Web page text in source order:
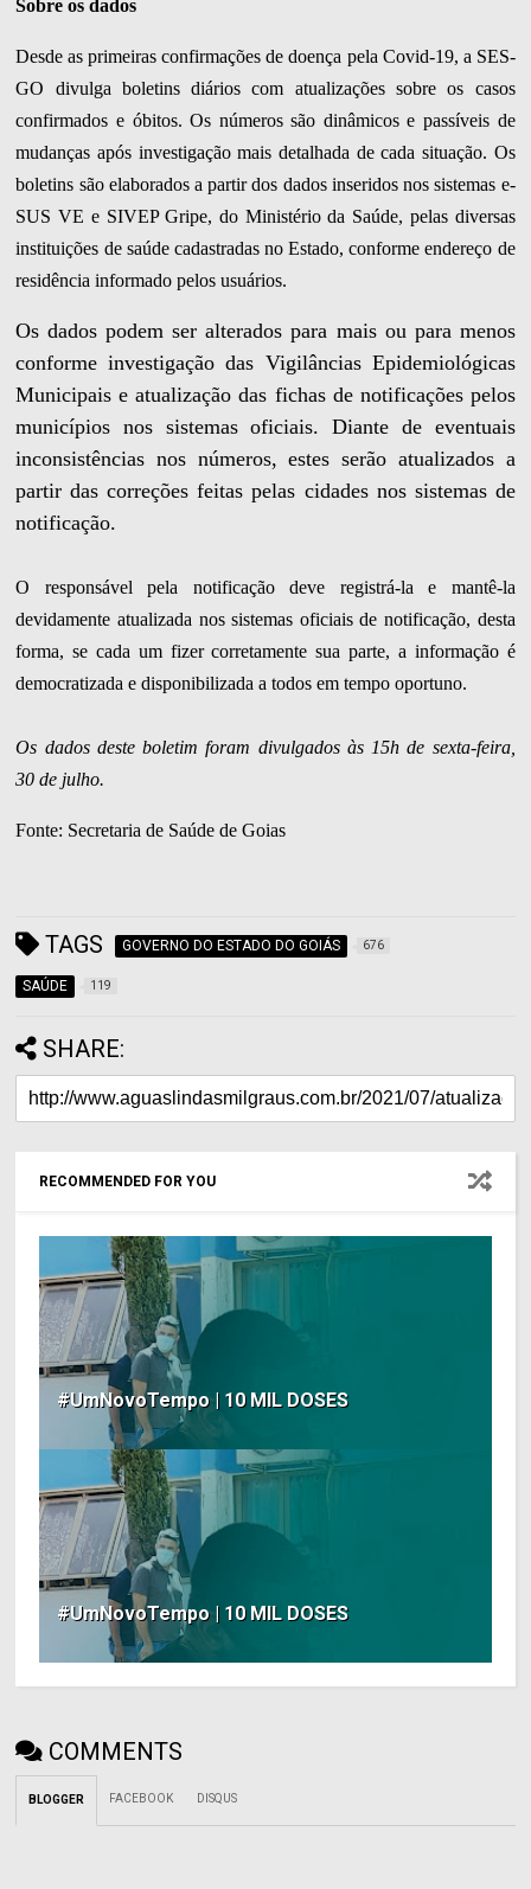
Sobre os dados
Desde as primeiras confirmações de doença pela Covid-19, a SES-
GO divulga boletins diários com atualizações sobre os casos
confirmados e óbitos. Os números são dinâmicos e passíveis de
mudanças após investigação mais detalhada de cada situação. Os
boletins são elaborados a partir dos dados inseridos nos sistemas e-
SUS VE e SIVEP Gripe, do Ministério da Saúde, pelas diversas
instituições de saúde cadastradas no Estado, conforme endereço de
residência informado pelos usuários.
Os dados podem ser alterados para mais ou para menos
conforme investigação das Vigilâncias Epidemiológicas
Municipais e atualização das fichas de notificações pelos
municípios nos sistemas oficiais. Diante de eventuais
inconsistências nos números, estes serão atualizados a
partir das correções feitas pelas cidades nos sistemas de
notificação.
O responsável pela notificação deve registrá-la e mantê-la
devidamente atualizada nos sistemas oficiais de notificação, desta
forma, se cada um fizer corretamente sua parte, a informação é
democratizada e disponibilizada a todos em tempo oportuno.
Os dados deste boletim foram divulgados às 15h de sexta-feira,
30 de julho.
Fonte: Secretaria de Saúde de Goias
TAGS GOVERNO DO ESTADO DO GOIÁS 676
SAÚDE 119
SHARE:
RECOMMENDED FOR YOU
#UmNovoTempo | 10 MIL DOSES
#UmNovoTempo | 10 MIL DOSES
COMMENTS
BLOGGER FACEBOOK DISQUS